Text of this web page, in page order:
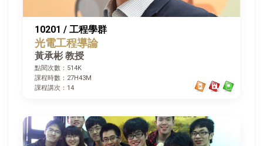
10201 / 工程學群
光電工程導論
黃承彬 教授
點閱次數：514K
課程時數：27H43M
課程講次：14